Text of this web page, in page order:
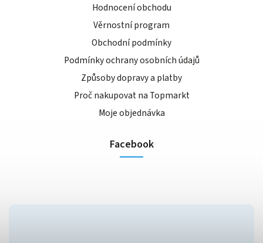
Hodnocení obchodu
Věrnostní program
Obchodní podmínky
Podmínky ochrany osobních údajů
Způsoby dopravy a platby
Proč nakupovat na Topmarkt
Moje objednávka
Facebook